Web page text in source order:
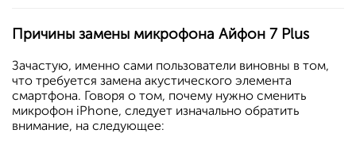
Причины замены микрофона Айфон 7 Plus
Зачастую, именно сами пользователи виновны в том,
что требуется замена акустического элемента
смартфона. Говоря о том, почему нужно сменить
микрофон iPhone, следует изначально обратить
внимание, на следующее: